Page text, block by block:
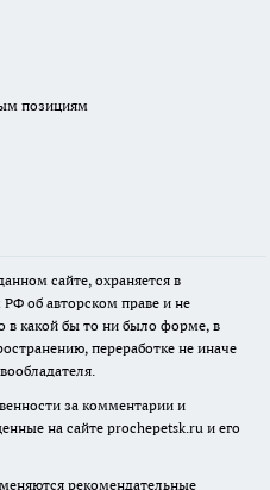
позициям
сайте, охраняется в
РФ об авторском праве и не
в какой бы то ни было форме, в
переработке не иначе
за комментарии и
на сайте prochepetsk.ru и его
рекомендательные